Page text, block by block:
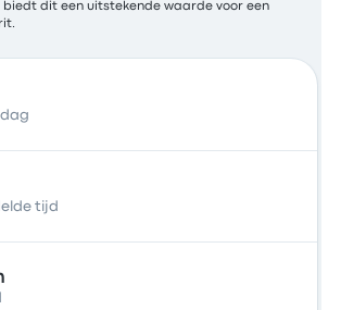
biedt dit een uitstekende waarde voor een
tijd